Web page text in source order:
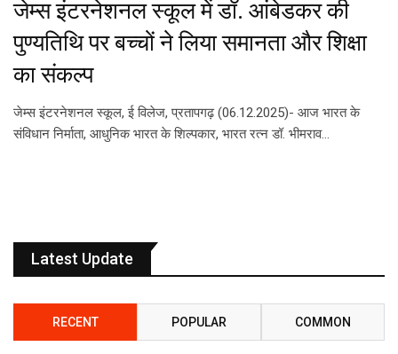
जेम्स इंटरनेशनल स्कूल में डॉ. आंबेडकर की
पुण्यतिथि पर बच्चों ने लिया समानता और शिक्षा
का संकल्प
जेम्स इंटरनेशनल स्कूल, ई विलेज, प्रतापगढ़ (06.12.2025)- आज भारत के
संविधान निर्माता, आधुनिक भारत के शिल्पकार, भारत रत्न डॉ. भीमराव…
Latest Update
RECENT POPULAR COMMON